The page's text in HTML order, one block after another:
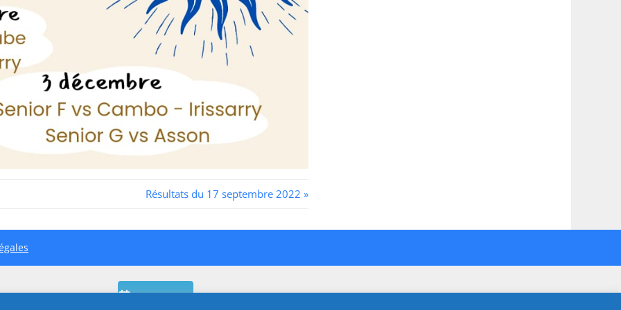
Next
Résultats du 17 septembre 2022
Planning